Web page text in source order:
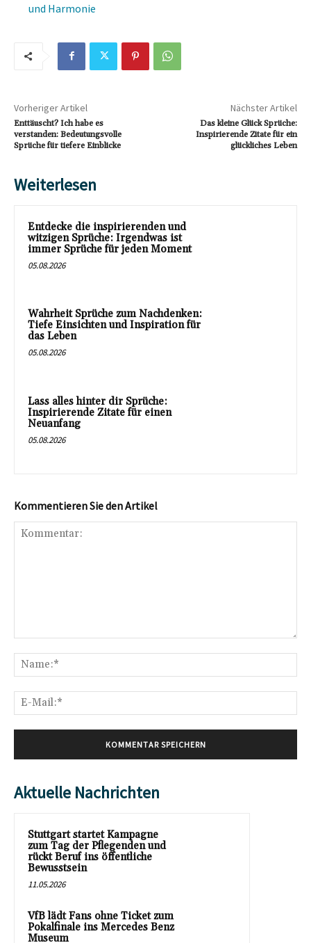
und Harmonie
Vorheriger Artikel
Enttäuscht? Ich habe es
verstanden: Bedeutungsvolle
Sprüche für tiefere Einblicke
Nächster Artikel
Das kleine Glück Sprüche:
Inspirierende Zitate für ein
glückliches Leben
Weiterlesen
Entdecke die inspirierenden und
witzigen Sprüche: Irgendwas ist
immer Sprüche für jeden Moment
05.08.2026
Wahrheit Sprüche zum Nachdenken:
Tiefe Einsichten und Inspiration für
das Leben
05.08.2026
Lass alles hinter dir Sprüche:
Inspirierende Zitate für einen
Neuanfang
05.08.2026
Kommentieren Sie den Artikel
Aktuelle Nachrichten
Stuttgart startet Kampagne
zum Tag der Pflegenden und
rückt Beruf ins öffentliche
Bewusstsein
11.05.2026
VfB lädt Fans ohne Ticket zum
Pokalfinale ins Mercedes Benz
Museum